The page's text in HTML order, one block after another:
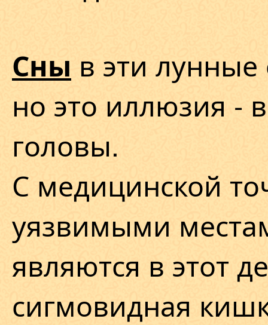
Сны в эти лунные
но это иллюзия -
головы.
С медицинской
уязвимыми
являются в этот
сигмовидная